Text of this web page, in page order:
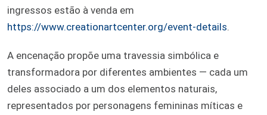
ingressos estão à venda em
https://www.creationartcenter.org/event-details.
A encenação propõe uma travessia simbólica e
transformadora por diferentes ambientes — cada um
deles associado a um dos elementos naturais,
representados por personagens femininas míticas e